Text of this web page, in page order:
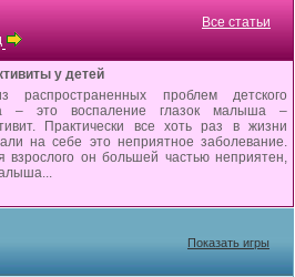
Все статьи
у детей
распространенных проблем детского
– это воспаление глазок малыша –
Практически все хоть раз в жизни
на себе это неприятное заболевание.
взрослого он большей частью неприятен,
Показать игры